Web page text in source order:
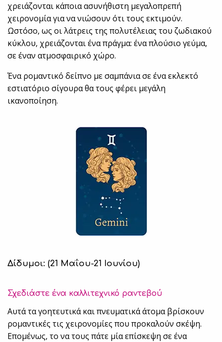
χρειάζονται κάποια ασυνήθιστη μεγαλοπρεπή
χειρονομία για να νιώσουν ότι τους εκτιμούν.
Ωστόσο, ως οι λάτρεις της πολυτέλειας του ζωδιακού
κύκλου, χρειάζονται ένα πράγμα: ένα πλούσιο γεύμα,
σε έναν ατμοσφαιρικό χώρο.
Ένα ρομαντικό δείπνο με σαμπάνια σε ένα εκλεκτό
εστιατόριο σίγουρα θα τους φέρει μεγάλη
ικανοποίηση.
Δίδυμοι: (21 Μαΐου-21 Ιουνίου)
Σχεδιάστε ένα καλλιτεχνικό ραντεβού
Αυτά τα γοητευτικά και πνευματικά άτομα βρίσκουν
ρομαντικές τις χειρονομίες που προκαλούν σκέψη.
Επομένως, το να τους πάτε μία επίσκεψη σε ένα